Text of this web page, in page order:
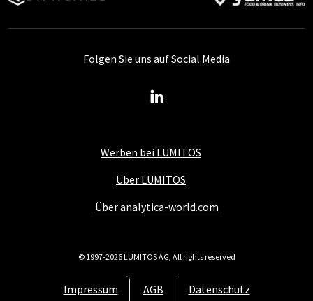
Werben bei LUMITOS
Über LUMITOS
Über analytica-world.com
Impressum AGB Datenschutz
Folgen Sie uns auf Social Media
© 1997-2026 LUMITOS AG, All rights reserved